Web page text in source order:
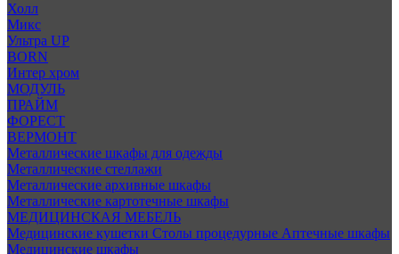
Холл
Микс
Ультра UP
BORN
Интер хром
МОДУЛЬ
ПРАЙМ
ФОРЕСТ
ВЕРМОНТ
Металлические шкафы для одежды
Металлические стеллажи
Металлические архивные шкафы
Металлические картотечные шкафы
МЕДИЦИНСКАЯ МЕБЕЛЬ
Медицинские кушетки Столы процедурные Аптечные шкафы
Медицинские шкафы